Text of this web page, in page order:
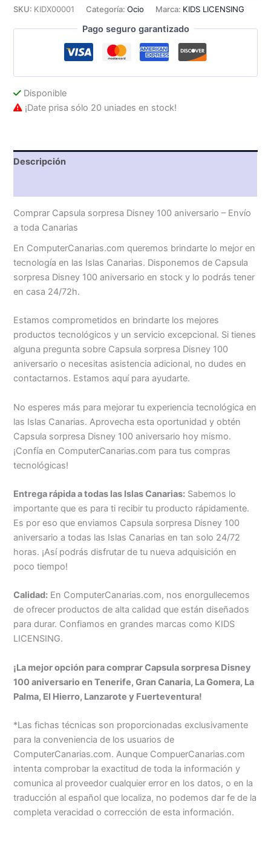
100
cantidad
SKU: KIDX00001 Categoría:Ocio Marca: KIDS LICENSING
Pago seguro garantizado
Disponible
¡Date prisa sólo 20 uniades en stock!
Descripción
Comprar Capsula sorpresa Disney 100 aniversario – Envío
a toda Canarias
En ComputerCanarias.com queremos brindarte lo mejor en
tecnología en las Islas Canarias. Disponemos de Capsula
sorpresa Disney 100 aniversario en stock y lo podrás tener
en casa 24/72h.
Estamos comprometidos en brindarte los mejores
productos tecnológicos y un servicio excepcional. Si tienes
alguna pregunta sobre Capsula sorpresa Disney 100
aniversario o necesitas asistencia adicional, no dudes en
contactarnos. Estamos aquí para ayudarte.
No esperes más para mejorar tu experiencia tecnológica en
las Islas Canarias. Aprovecha esta oportunidad y obtén
Capsula sorpresa Disney 100 aniversario hoy mismo.
¡Confía en ComputerCanarias.com para tus compras
tecnológicas!
Entrega rápida a todas las Islas Canarias: Sabemos lo
importante que es para ti recibir tu producto rápidamente.
Es por eso que enviamos Capsula sorpresa Disney 100
aniversario a todas las Islas Canarias en tan solo 24/72
horas. ¡Así podrás disfrutar de tu nueva adquisición en
poco tiempo!
Calidad: En ComputerCanarias.com, nos enorgullecemos
de ofrecer productos de alta calidad que están diseñados
para durar. Confiamos en grandes marcas como KIDS
LICENSING.
¡La mejor opción para comprar Capsula sorpresa Disney
100 aniversario en Tenerife, Gran Canaria, La Gomera, La
Palma, El Hierro, Lanzarote y Fuerteventura!
*Las fichas técnicas son proporcionadas exclusivamente
para la conveniencia de los usuarios de
ComputerCanarias.com. Aunque CompuerCanarias.com
intenta comprobar la exactitud de toda la información y
comunica al proveedor cualquier error en los datos, o en la
traducción al español que localiza, no podemos dar fe de la
completa veracidad o corrección de esta información.